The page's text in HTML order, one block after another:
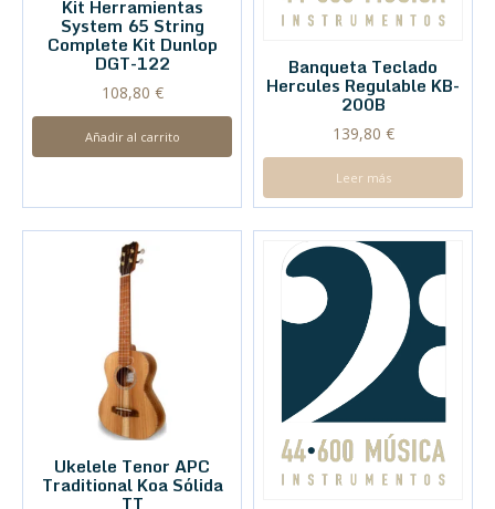
Kit Herramientas
System 65 String
Complete Kit Dunlop
DGT-122
108,80 €
Añadir al carrito
Banqueta Teclado
Hercules Regulable KB-
200B
139,80 €
Leer más
Ukelele Tenor APC
Traditional Koa Sólida